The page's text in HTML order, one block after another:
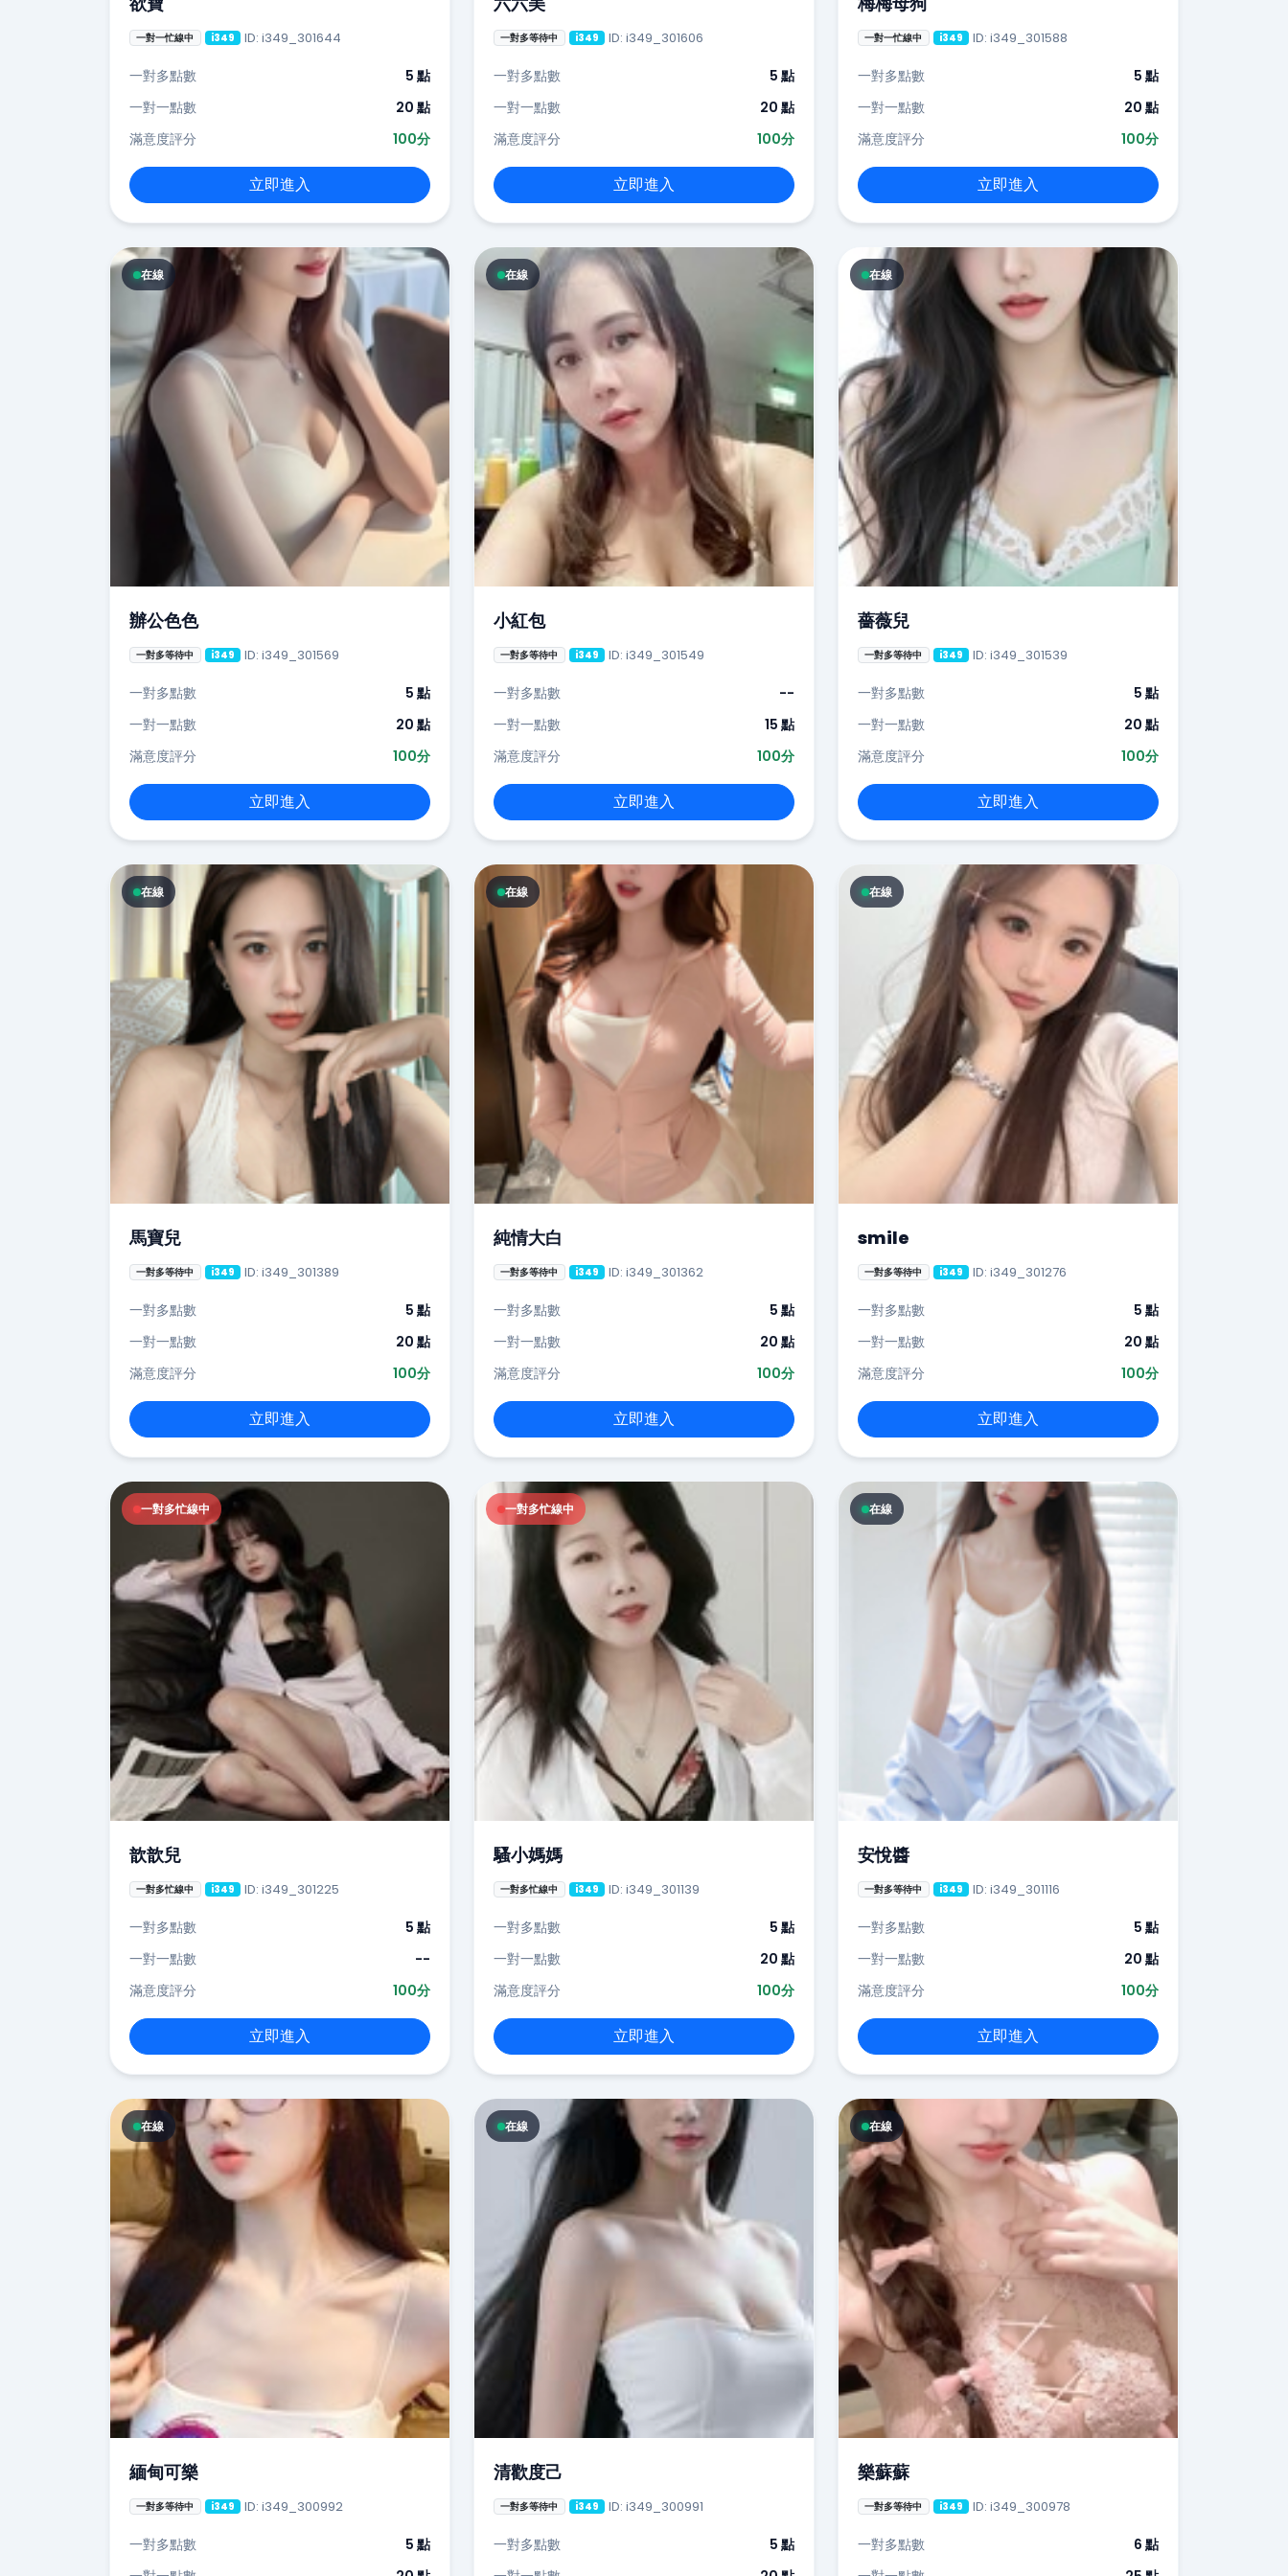
一對一忙線中 i349 ID: i349_301644
一對多點數
5 點
一對一點數
20 點
滿意度評分
100分
立即進入
一對多等待中 i349 ID: i349_301606
一對多點數
5 點
一對一點數
20 點
滿意度評分
100分
立即進入
一對一忙線中 i349 ID: i349_301588
一對多點數
5 點
一對一點數
20 點
滿意度評分
100分
立即進入
在線
辦公色色
一對多等待中 i349 ID: i349_301569
一對多點數
5 點
一對一點數
20 點
滿意度評分
100分
立即進入
在線
小紅包
一對多等待中 i349 ID: i349_301549
一對多點數
--
一對一點數
15 點
滿意度評分
100分
立即進入
在線
薔薇兒
一對多等待中 i349 ID: i349_301539
一對多點數
5 點
一對一點數
20 點
滿意度評分
100分
立即進入
在線
馬寶兒
一對多等待中 i349 ID: i349_301389
一對多點數
5 點
一對一點數
20 點
滿意度評分
100分
立即進入
在線
純情大白
一對多等待中 i349 ID: i349_301362
一對多點數
5 點
一對一點數
20 點
滿意度評分
100分
立即進入
在線
smile
一對多等待中 i349 ID: i349_301276
一對多點數
5 點
一對一點數
20 點
滿意度評分
100分
立即進入
一對多忙線中
歆歆兒
一對多忙線中 i349 ID: i349_301225
一對多點數
5 點
一對一點數
--
滿意度評分
100分
立即進入
一對多忙線中
騷小媽媽
一對多忙線中 i349 ID: i349_301139
一對多點數
5 點
一對一點數
20 點
滿意度評分
100分
立即進入
在線
安悅醬
一對多等待中 i349 ID: i349_301116
一對多點數
5 點
一對一點數
20 點
滿意度評分
100分
立即進入
在線
緬甸可樂
一對多等待中 i349 ID: i349_300992
一對多點數
5 點
在線
清歡度己
一對多等待中 i349 ID: i349_300991
一對多點數
5 點
在線
樂蘇蘇
一對多等待中 i349 ID: i349_300978
一對多點數
6 點